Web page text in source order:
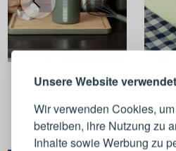
Unsere Website
Wir verwenden Cookies,
betreiben, ihre Nutzung zu
Inhalte sowie Werbung zu
Messbecher 1 l EVA SOLO
ANMELDEN
Melden Sie sich
E-Mail-Adresse